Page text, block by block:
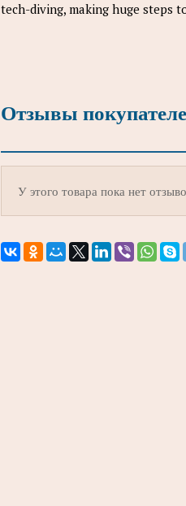
tech-diving, making huge steps
Отзывы
У этого товара пока нет